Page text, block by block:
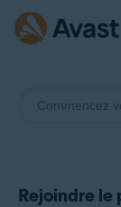
Rejoindre le